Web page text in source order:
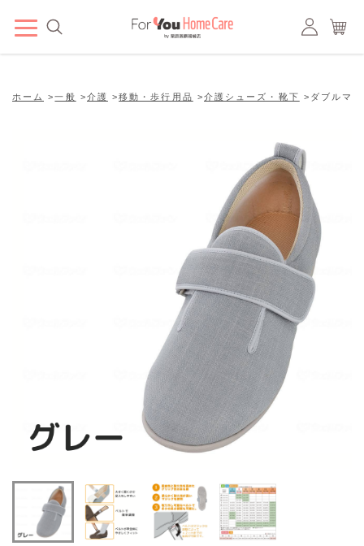
ホーム >一般 >介護 >移動・歩行用品 >介護シューズ・靴下 > ダブルマ